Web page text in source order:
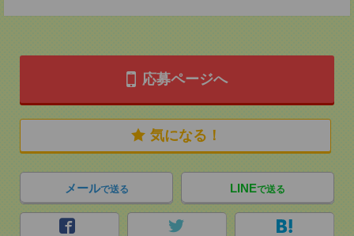
応募ページへ
気になる！
メールで送る LINEで送る